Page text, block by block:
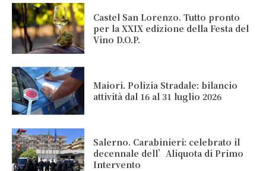
Castel San Lorenzo. Tutto pronto
per la XXIX edizione della Festa del
Vino D.O.P.
Maiori. Polizia Stradale: bilancio
attività dal 16 al 31 luglio 2026
Salerno. Carabinieri: celebrato il
decennale dell’Aliquota di Primo
Intervento